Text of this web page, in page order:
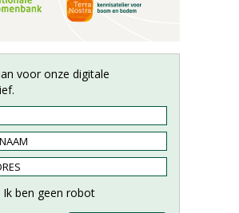
voor onze digitale